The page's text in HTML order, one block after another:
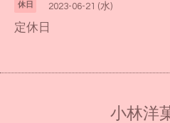
休日 2023-06-21 (水)
定休日
小林洋